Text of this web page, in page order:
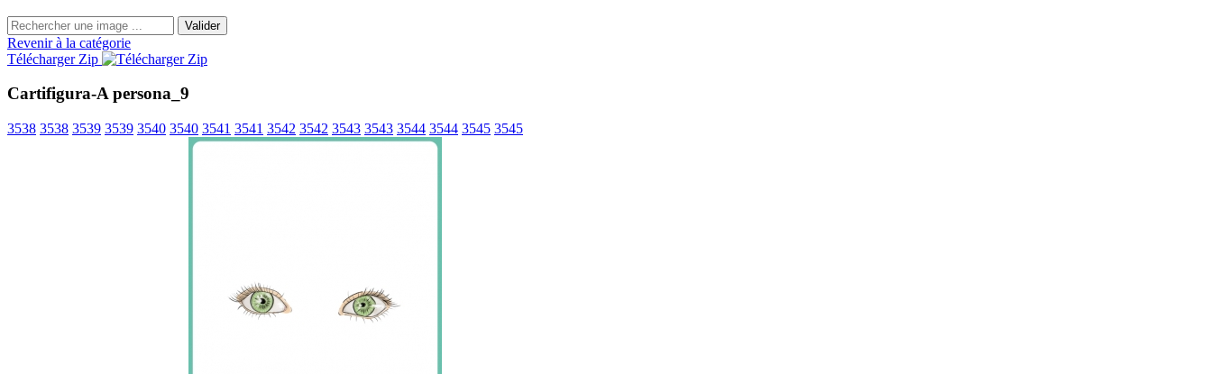
Valider
Revenir à la catégorie
Télécharger Zip
Cartifigura-A persona_9
3538 3538 3539 3539 3540 3540 3541 3541 3542 3542 3543 3543 3544 3544 3545 3545